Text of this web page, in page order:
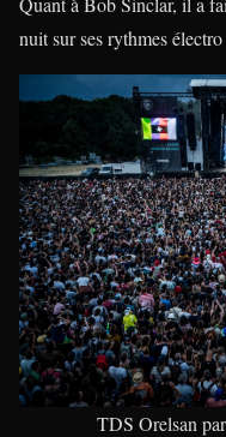
nuit sur ses rythmes
TDS Orelsan